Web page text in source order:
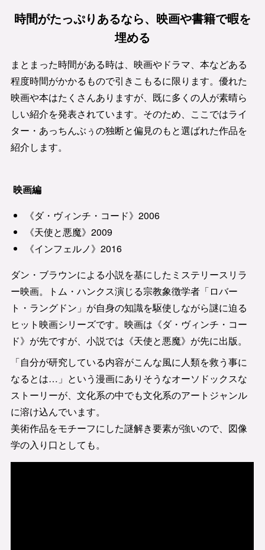
時間がたっぷりあるなら、映画や書籍で暇を
埋める
まとまった時間がある時は、映画やドラマ、本などある
程度時間がかかるもので引きこもるに限ります。優れた
映画や本はたくさんありますが、既に多くの人が素晴ら
しい紹介を発表されています。そのため、ここではライ
ター・あっちんぶぅの独断と偏見のもと選ばれた作品を
紹介します。
映画編
《ダ・ヴィンチ・コード》2006
《天使と悪魔》2009
《インフェルノ》2016
ダン・ブラウンによる小説を基にしたミステリースリラ
ー映画。トム・ハンクス演じる宗教象徴学者「ロバー
ト・ラングドン」が自身の知識を駆使しながら謎に迫る
ヒット映画シリーズです。映画は《ダ・ヴィンチ・コー
ド》が先ですが、小説では《天使と悪魔》が先に出版。
「自分が研究している内容がこんな風に人類を救う事に
なるとは…」という漫画にありそうなオーソドックスな
ストーリーが、文化系の中でも文化系のアートジャンル
に溶け込んでいます。
美術作品をモチーフにした謎解き要素が強いので、図像
学の入り口としても。